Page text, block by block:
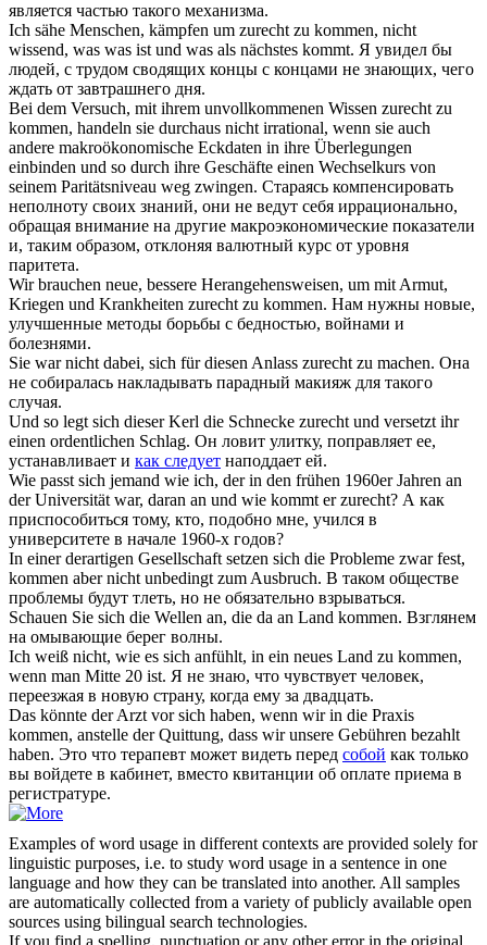
является частью такого механизма.
Ich sähe Menschen, kämpfen um zurechtzu kommen, nicht
wissend, was was ist und was als nächstes kommt. Я увидел бы
людей, с трудом сводящих концы с концами не знающих, чего
ждать от завтрашнего дня.
Bei dem Versuch, mit ihrem unvollkommenen Wissen zurechtzu
kommen, handeln sie durchaus nicht irrational, wenn sie auch
andere makroökonomische Eckdaten in ihre Überlegungen
einbinden und so durch ihre Geschäfte einen Wechselkurs von
seinem Paritätsniveau weg zwingen. Стараясь компенсировать
неполноту своих знаний, они не ведут себя иррационально,
обращая внимание на другие макроэкономические показатели
и, таким образом, отклоняя валютный курс от уровня
паритета.
Wir brauchen neue, bessere Herangehensweisen, um mit Armut,
Kriegen und Krankheiten zurechtzu kommen. Нам нужны новые,
улучшенные методы борьбы с бедностью, войнами и
болезнями.
Sie war nicht dabei, sich für diesen Anlass zurechtzu machen. Она
не собиралась накладывать парадный макияж для такого
случая.
Und so legtsich dieser Kerl die Schnecke zurechtund versetzt ihr
einen ordentlichen Schlag. Он ловит улитку, поправляет ее,
устанавливает и как следует наподдает ей.
Wie passtsich jemand wie ich, der in den frühen 1960er Jahren an
der Universität war, daran an und wie kommt erzurecht? А как
приспособиться тому, кто, подобно мне, учился в
университете в начале 1960-х годов?
In einer derartigen Gesellschaft setzen sich die Probleme zwar fest,
kommen aber nicht unbedingt zum Ausbruch. В таком обществе
проблемы будут тлеть, но не обязательно взрываться.
Schauen Sie sich die Wellen an, die da an Land kommen. Взглянем
на омывающие берег волны.
Ich weiß nicht, wie es sich anfühlt, in ein neues Land zu kommen,
wenn man Mitte 20 ist. Я не знаю, что чувствует человек,
переезжая в новую страну, когда ему за двадцать.
Das könnte der Arzt vorsich haben, wenn wir in die Praxis
kommen, anstelle der Quittung, dass wir unsere Gebühren bezahlt
haben. Это что терапевт может видеть перед собой как только
вы войдете в кабинет, вместо квитанции об оплате приема в
регистратуре.
Examples of word usage in different contexts are provided solely for
linguistic purposes, i.e. to study word usage in a sentence in one
language and how they can be translated into another. All samples
are automatically collected from a variety of publicly available open
sources using bilingual search technologies.